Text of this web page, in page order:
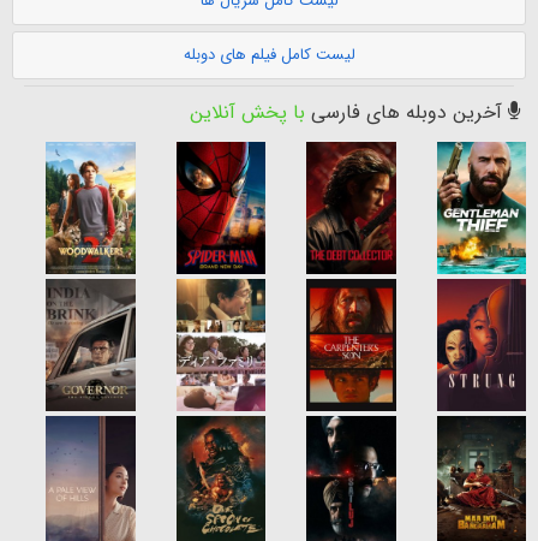
لیست کامل فیلم های دوبله
آخرین دوبله های فارسی با پخش آنلاین